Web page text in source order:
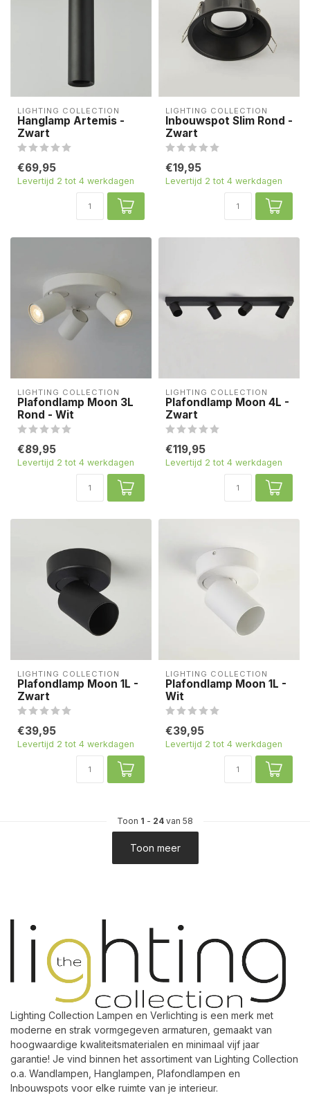
LIGHTING COLLECTION
Hanglamp Artemis -
Zwart
€69,95
Levertijd 2 tot 4 werkdagen
LIGHTING COLLECTION
Inbouwspot Slim Rond -
Zwart
€19,95
Levertijd 2 tot 4 werkdagen
LIGHTING COLLECTION
Plafondlamp Moon 3L
Rond - Wit
€89,95
Levertijd 2 tot 4 werkdagen
LIGHTING COLLECTION
Plafondlamp Moon 4L -
Zwart
€119,95
Levertijd 2 tot 4 werkdagen
LIGHTING COLLECTION
Plafondlamp Moon 1L -
Zwart
€39,95
Levertijd 2 tot 4 werkdagen
LIGHTING COLLECTION
Plafondlamp Moon 1L -
Wit
€39,95
Levertijd 2 tot 4 werkdagen
Toon 1 - 24 van 58
Toon meer
Lighting Collection Lampen en Verlichting is een merk met
moderne en strak vormgegeven armaturen, gemaakt van
hoogwaardige kwaliteitsmaterialen en minimaal vijf jaar
garantie! Je vind binnen het assortiment van Lighting Collection
o.a. Wandlampen, Hanglampen, Plafondlampen en
Inbouwspots voor elke ruimte van je interieur.